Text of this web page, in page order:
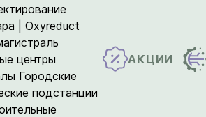
| Oxyreduct
центры
Городские
подстанции
АКЦИИ